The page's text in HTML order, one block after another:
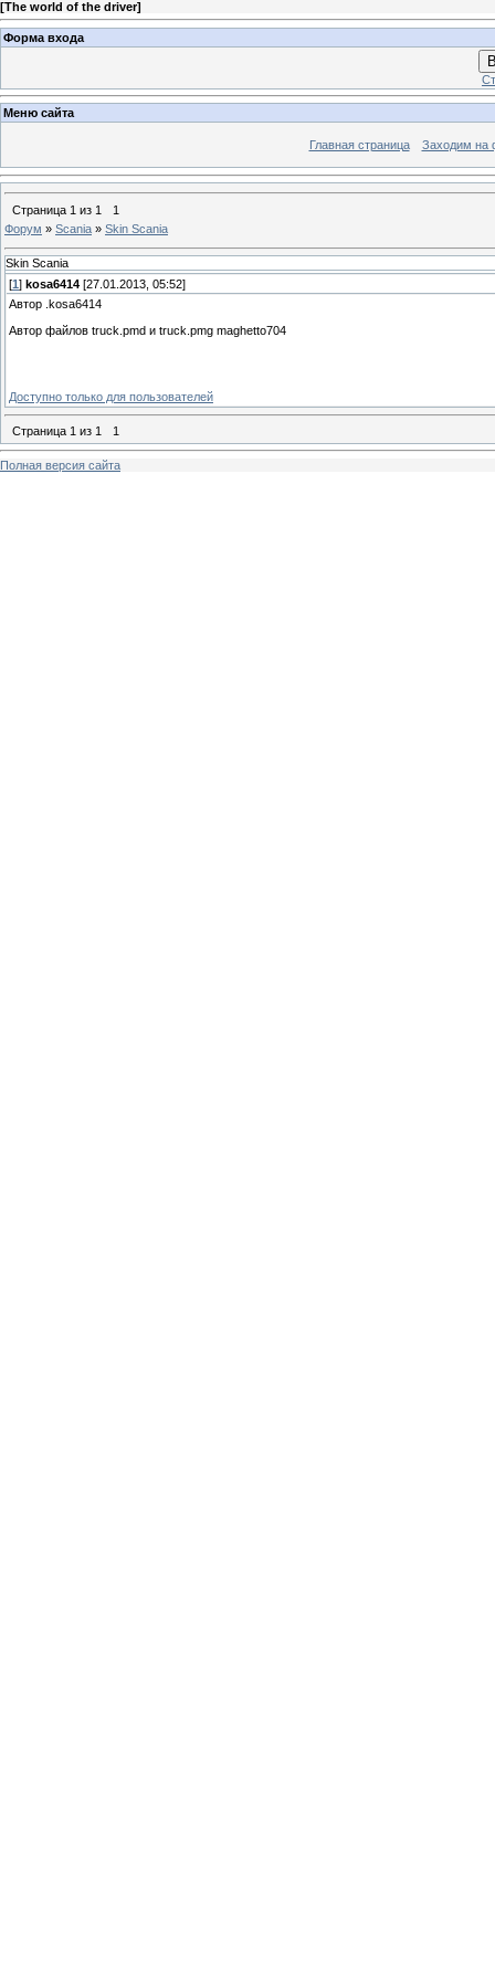
[The world of the driver]
Форма входа
Меню сайта
Главная страница Заходим на
Страница 1 из 1
1
Форум » Scania » Skin Scania
Skin Scania
[1 ] kosa6414 [27.01.2013, 05:52]
Автор .kosa6414
Автор файлов truck.pmd и truck.pmg maghetto704
Доступно только для пользователей
Страница 1 из 1 1
Полная версия сайта